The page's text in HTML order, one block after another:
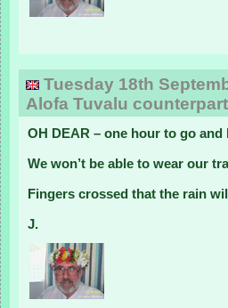
Tuesday 18th
Alofa Tuvalu
OH DEAR – one hour to go
We won’t be able to wear our
Fingers crossed that the rain
J.